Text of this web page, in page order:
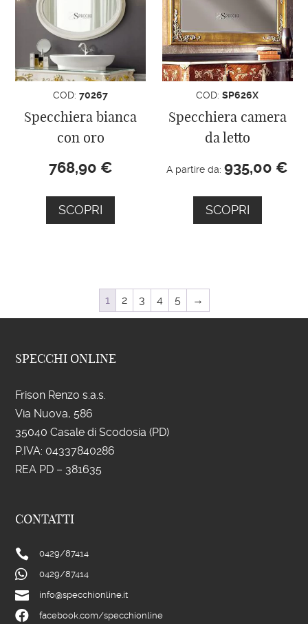
COD:70267
Specchiera bianca
con oro
768,90 €
SCOPRI
COD:SP626X
Specchiera camera
da letto
A partire da:935,00 €
SCOPRI
1 2 3 4 5 →
SPECCHI ONLINE
Frison Renzo s.a.s.
Via Nuova, 586
35040 Casale di Scodosia (PD)
P.IVA: 04337840286
REA PD – 381635
CONTATTI
 0429/87414
 0429/87414
 info@specchionline.it
 facebook.com/specchionline